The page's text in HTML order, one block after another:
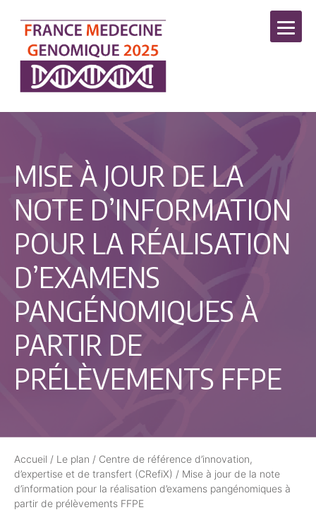
MISE À JOUR DE LA
NOTE D’INFORMATION
POUR LA RÉALISATION
D’EXAMENS
PANGÉNOMIQUES À
PARTIR DE
PRÉLÈVEMENTS FFPE
Accueil / Le plan / Centre de référence d’innovation,
d’expertise et de transfert (CRefiX) / Mise à jour de la note
d’information pour la réalisation d’examens pangénomiques à
partir de prélèvements FFPE